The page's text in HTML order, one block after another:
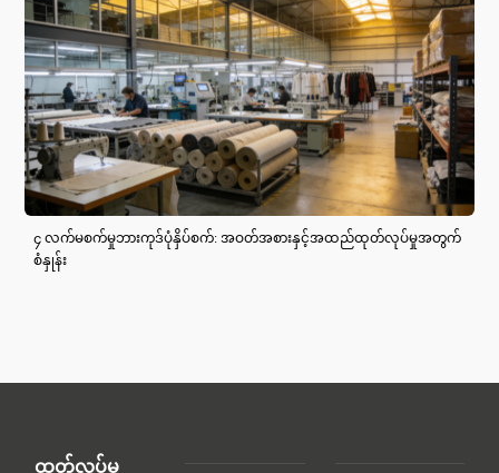
၄ လက်မစက်မှုဘားကုဒ်ပုံနှိပ်စက်: အဝတ်အစားနှင့်အထည်ထုတ်လုပ်မှုအတွက်
စံနှုန်း
ထုတ်လုပ်မှု